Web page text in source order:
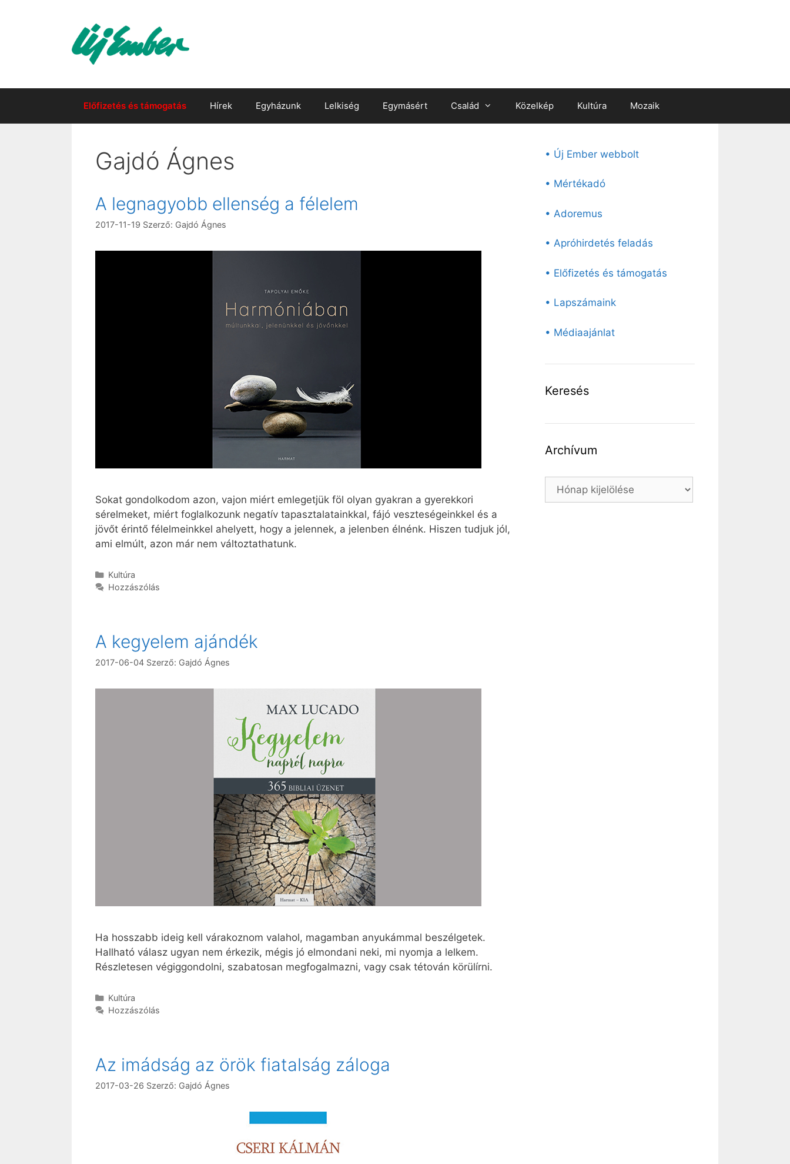
Előfizetés és támogatás Hírek Egyházunk Lelkiség Egymásért Család Közelkép Kultúra Mozaik
Gajdó Ágnes
A legnagyobb ellenség a félelem
2017-11-19 Szerző: Gajdó Ágnes
Sokat gondolkodom azon, vajon miért emlegetjük föl olyan gyakran a gyerekkori
sérelmeket, miért foglalkozunk negatív tapasztalatainkkal, fájó veszteségeinkkel és a
jövőt érintő félelmeinkkel ahelyett, hogy a jelennek, a jelenben élnénk. Hiszen tudjuk jól,
ami elmúlt, azon már nem változtathatunk.
Kategória
Kultúra
Hozzászólás
A kegyelem ajándék
2017-06-04 Szerző: Gajdó Ágnes
Ha hosszabb ideig kell várakoznom valahol, magamban anyukámmal beszélgetek.
Hallható válasz ugyan nem érkezik, mégis jó elmondani neki, mi nyomja a lelkem.
Részletesen végiggondolni, szabatosan megfogalmazni, vagy csak tétován körülírni.
Kategória
Kultúra
Hozzászólás
Az imádság az örök fiatalság záloga
2017-03-26 Szerző: Gajdó Ágnes
• Új Ember webbolt
• Mértékadó
• Adoremus
• Apróhirdetés feladás
• Előfizetés és támogatás
• Lapszámaink
• Médiaajánlat
Keresés
Archívum
Archívum